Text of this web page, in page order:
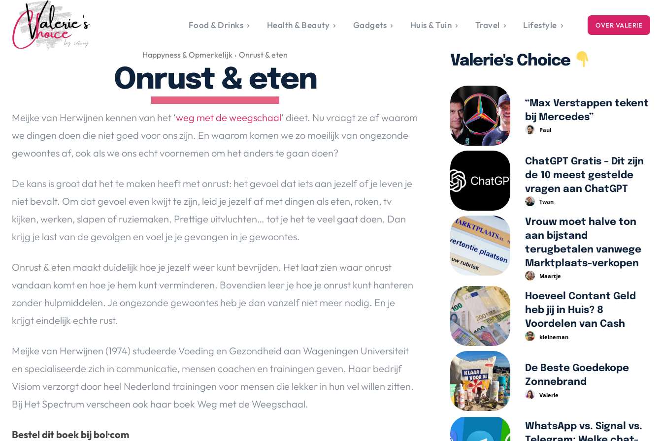
Valerie's Topics
Travel & Culture
Food & Drinks
Happyness & Opmerkelijk
Lifestyle, Sport &
Duurzaamheid
Gadgets & Tech
Top 5 van Valerie
Huis & Tuin
Nieuws & Media
De Top 5
Lifestyle
Food & Drinks Health & Beauty Gadgets Huis & Tuin Travel Lifestyle OVER VALERIE
Happyness & Opmerkelijk Onrust & eten
Onrust & eten
Meijke van Herwijnen kennen van het ‘weg met de weegschaal‘ dieet. Nu vraagt ze af waarom
we dingen doen die niet goed voor ons zijn. En waarom komen we zo moeilijk van ongezonde
gewoontes af, ook als we ons echt voornemen om het anders te gaan doen?
De kans is groot dat het te maken heeft met onrust: het gevoel dat iets aan jezelf of je leven je
niet bevalt. Om dat gevoel even kwijt te zijn, leid je jezelf af met dingen als eten, roken, tv
kijken, werken, slapen of ruziemaken. Prettige uitvluchten… tot je het te veel gaat doen. Dan
krijg je last van de gevolgen en voel je je gevangen in je gewoontes.
Onrust & eten maakt duidelijk hoe je jezelf weer kunt bevrijden. Het laat zien waar onrust
vandaan komt en hoe je hem kunt verminderen. Bovendien leer je hoe je onrust kunt hanteren
zonder hulpmiddelen. Je ongezonde gewoontes heb je dan vanzelf niet meer nodig. En je
krijgt eindelijk echte rust.
Meijke van Herwijnen (1974) studeerde Voeding en Gezondheid aan Wageningen Universiteit
en specialiseerde zich in communicatie, mensen coachen en trainingen geven. Haar bedrijf
Visiom verzorgt door heel Nederland trainingen voor mensen die lekker in hun vel willen zitten.
Bij Het Spectrum verscheen ook haar boek Weg met de Weegschaal.
Bestel dit boek bij bol·com
Valerie's Choice
“Max Verstappen tekent
bij Mercedes”
Paul
ChatGPT Gratis – Dit zijn
de 10 meest gestelde
vragen aan ChatGPT
Twan
Vrouw moet halve ton
aan bijstand
terugbetalen vanwege
Marktplaats-verkopen
Maartje
Hoeveel Contant Geld
heb jij in Huis? 8
Voordelen van Cash
kleineman
De Beste Goedekope
Zonnebrand
Valerie
WhatsApp vs. Signal vs.